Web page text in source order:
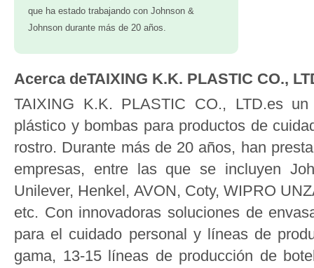
que ha estado trabajando con Johnson &
Johnson durante más de 20 años.
Acerca deTAIXING K.K. PLASTIC CO.,
TAIXING K.K. PLASTIC CO., LTD.es
plástico y bombas para productos de
rostro. Durante más de 20 años, han
empresas, entre las que se incluyen
Unilever, Henkel, AVON, Coty, WIPRO
etc. Con innovadoras soluciones de
para el cuidado personal y líneas de
gama, 13-15 líneas de producción de